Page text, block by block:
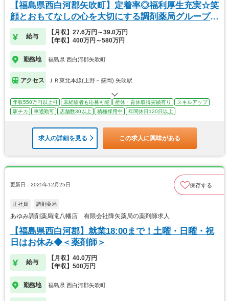
【福島県西白河郡矢吹町】定着率◎福利厚生充実☆笑
顔とおもてなしの心を大切にする調剤薬局グループで
す！
給与
【月収】27.6万円～39.0万円
【年収】400万円～580万円
勤務地 福島県 西白河郡矢吹町
アクセス ＪＲ東北本線(上野－盛岡) 矢吹駅
年収550万円以上可 未経験者も応募可能 産休・育休取得実績有り
スキルアップ
駅チカ
車通勤可 店舗数30以上 積極採用中 年間休日120日以上
求人の詳細を見る この求人に興味がある
更新日：2025年12月25日 保存する
正社員 調剤薬局
あゆみ調剤薬局滝八幡店 有限会社降矢薬局の薬剤師求人
【福島県西白河郡】就業18:00まで！土曜・日曜・祝
日はお休み◆＜薬剤師＞
給与
【月収】40.0万円
【年収】500万円
勤務地 福島県 西白河郡矢吹町